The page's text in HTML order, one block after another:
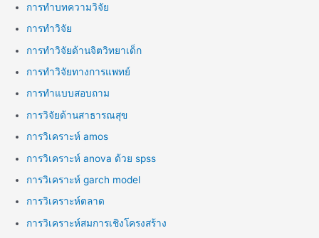
การทำบทความวิจัย
การทำวิจัย
การทำวิจัยด้านจิตวิทยาเด็ก
การทำวิจัยทางการแพทย์
การทำแบบสอบถาม
การวิจัยด้านสาธารณสุข
การวิเคราะห์ amos
การวิเคราะห์ anova ด้วย spss
การวิเคราะห์ garch model
การวิเคราะห์ตลาด
การวิเคราะห์สมการเชิงโครงสร้าง